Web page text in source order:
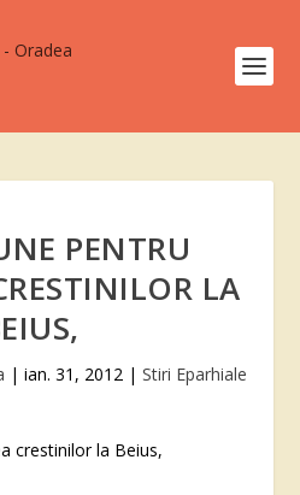
PENTRU
LA
| ian. 31, 2012| Stiri Eparhiale